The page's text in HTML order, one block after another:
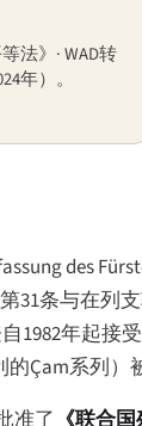
法》· WAD转
年）。
des
31条与在列
1982年起接
Çam系列
准了 《联合